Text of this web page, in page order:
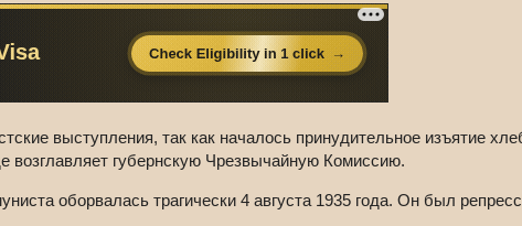
выступления, так как началось принудительное изъятие
возглавляет губернскую Чрезвычайную Комиссию.
оборвалась трагически 4 августа 1935 года. Он был